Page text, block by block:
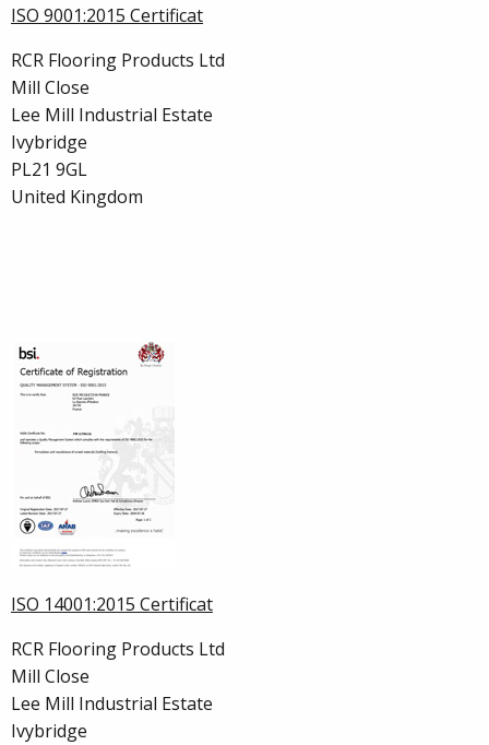
ISO 9001:2015 Certificat
RCR Flooring Products Ltd
Mill Close
Lee Mill Industrial Estate
Ivybridge
PL21 9GL
United Kingdom
ISO 14001:2015 Certificat
RCR Flooring Products Ltd
Mill Close
Lee Mill Industrial Estate
Ivybridge